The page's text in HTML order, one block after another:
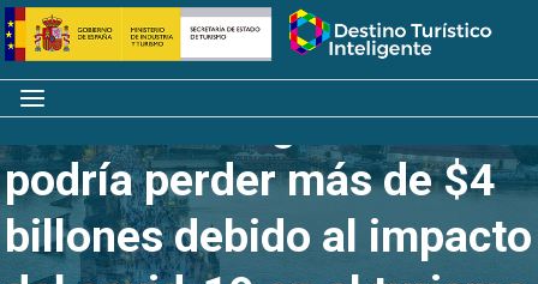
Saltar
al
contenido
Inicio
Menú
La economía global
podría perder más de $4
billones debido al impacto